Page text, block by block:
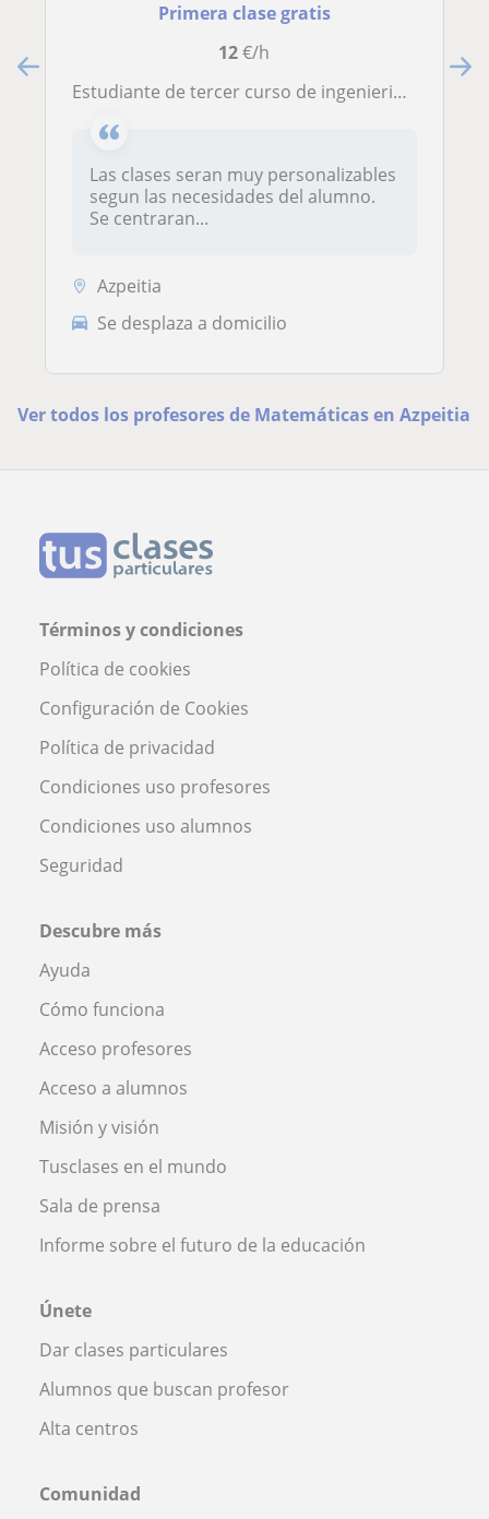
Primera clase gratis
12€/h
Estudiante de tercer curso de ingenieria electronica. Doy clases de nivel de la ESO en materias del ambito cientifico-tecnologico.
Las clases seran muy personalizables
segun las necesidades del alumno.
Se centraran...
Azpeitia
Se desplaza a domicilio
Ver todos los profesores de Matemáticas en Azpeitia
Términos y condiciones
Política de cookies
Configuración de Cookies
Política de privacidad
Condiciones uso profesores
Condiciones uso alumnos
Seguridad
Descubre más
Ayuda
Cómo funciona
Acceso profesores
Acceso a alumnos
Misión y visión
Tusclases en el mundo
Sala de prensa
Informe sobre el futuro de la educación
Únete
Dar clases particulares
Alumnos que buscan profesor
Alta centros
Comunidad